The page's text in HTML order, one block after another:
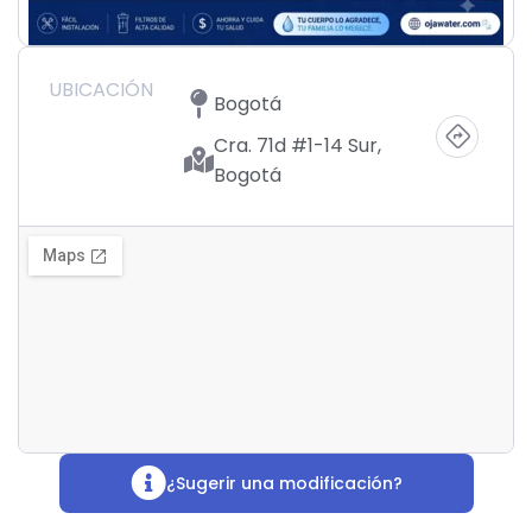
UBICACIÓN
Bogotá
Cra. 71d #1-14 Sur,
Bogotá
¿Sugerir una modificación?